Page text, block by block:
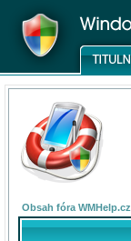
Obsah fóra WMHelp.cz